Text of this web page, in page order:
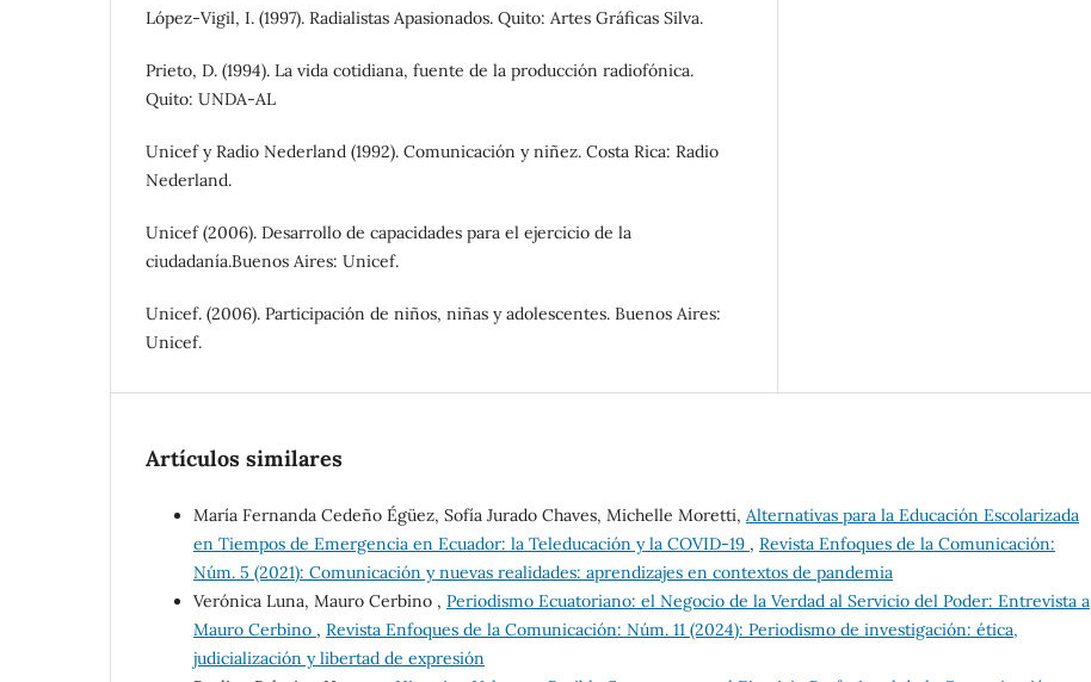
López-Vigil, I. (1997). Radialistas Apasionados. Quito: Artes Gráficas Silva.
Prieto, D. (1994). La vida cotidiana, fuente de la producción radiofónica.
Quito: UNDA-AL
Unicef y Radio Nederland (1992). Comunicación y niñez. Costa Rica: Radio
Nederland.
Unicef (2006). Desarrollo de capacidades para el ejercicio de la
ciudadanía.Buenos Aires: Unicef.
Unicef. (2006). Participación de niños, niñas y adolescentes. Buenos Aires:
Unicef.
Artículos similares
María Fernanda Cedeño Égüez, Sofía Jurado Chaves, Michelle Moretti, Alternativas para la Educación Escolarizada
en Tiempos de Emergencia en Ecuador: la Teleducación y la COVID-19 , Revista Enfoques de la Comunicación:
Núm. 5 (2021): Comunicación y nuevas realidades: aprendizajes en contextos de pandemia
Verónica Luna, Mauro Cerbino , Periodismo Ecuatoriano: el Negocio de la Verdad al Servicio del Poder: Entrevista a
Mauro Cerbino , Revista Enfoques de la Comunicación: Núm. 11 (2024): Periodismo de investigación: ética,
judicialización y libertad de expresión